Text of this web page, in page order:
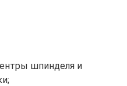
шпинделя и